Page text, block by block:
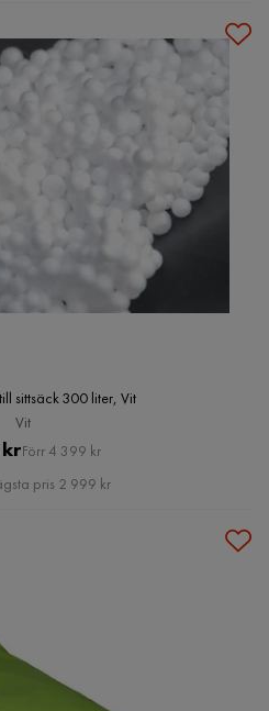
sittsäck 300 liter, Vit
Vit
Pris
Original
Pris
Förr 4 399 kr
pris 2 999 kr